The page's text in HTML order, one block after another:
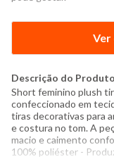
Ver
Descrição do Produto
Short feminino plush
confeccionado em
tiras decorativas para
e costura no tom. A
macio e caimento
100% poliéster -